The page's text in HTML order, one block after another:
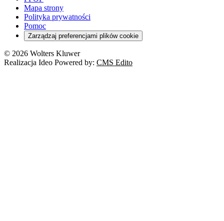
Mapa strony
Polityka prywatności
Pomoc
Zarządzaj preferencjami plików cookie
© 2026 Wolters Kluwer
Realizacja Ideo Powered by: CMS Edito